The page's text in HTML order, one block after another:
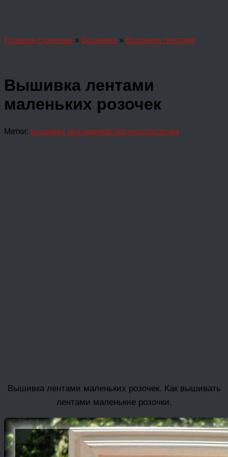
Главная страница » Вышивка » Вышивка лентами
Вышивка лентами
маленьких розочек
Метки: вышивка лентамимастер-классрозочка
Вышивка лентами маленьких розочек. Как вышивать
лентами маленькие розочки.